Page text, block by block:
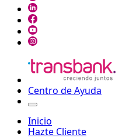
Centro de Ayuda
Inicio
Hazte Cliente